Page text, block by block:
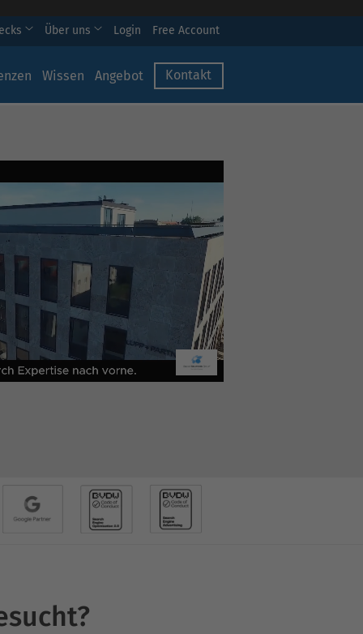
Über uns Login Free Account
Wissen Angebot Kontakt